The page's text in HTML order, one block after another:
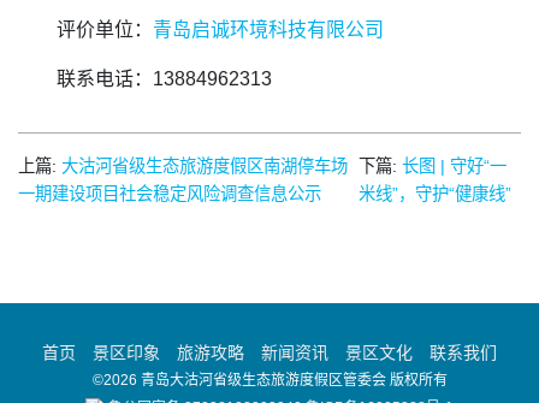
评价单位： 青岛启诚环境科技有限公司
联系电话：13884962313
上篇: 大沽河省级生态旅游度假区南湖停车场
一期建设项目社会稳定风险调查信息公示
下篇:长图 | 守好“一
米线”，守护“健康线”
首页 景区印象 旅游攻略 新闻资讯 景区文化 联系我们
©2026 青岛大沽河省级生态旅游度假区管委会 版权所有